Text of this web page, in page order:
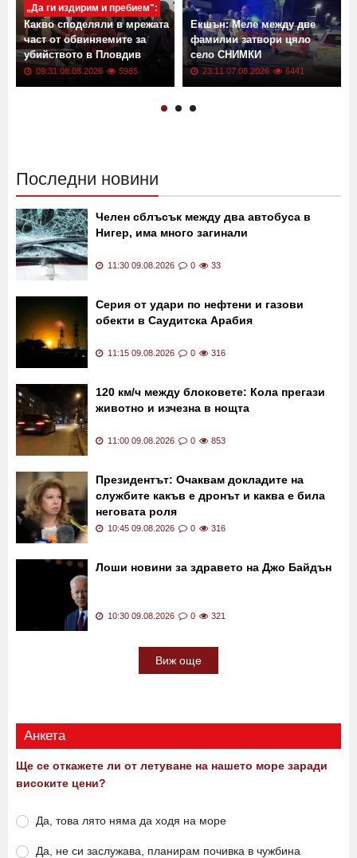
„Да ги издирим и пребием":
Какво споделяли в мрежата
част от обвиняемите за
убийството в Пловдив
09:31 08.08.2026 5985
Екшън: Меле между две
фамилии затвори цяло
село СНИМКИ
23:11 07.08.2026 6441
Последни новини
Челен сблъсък между два автобуса в
Нигер, има много загинали
11:30 09.08.2026 0 33
Серия от удари по нефтени и газови
обекти в Саудитска Арабия
11:15 09.08.2026 0 316
120 км/ч между блоковете: Кола прегази
животно и изчезна в нощта
11:00 09.08.2026 0 853
Президентът: Очаквам докладите на
службите какъв е дронът и каква е била
неговата роля
10:45 09.08.2026 0 316
Лоши новини за здравето на Джо Байдън
10:30 09.08.2026 0 321
Виж още
Анкета
Ще се откажете ли от летуване на нашето море заради
високите цени?
Да, това лято няма да ходя на море
Да, не си заслужава, планирам почивка в чужбина